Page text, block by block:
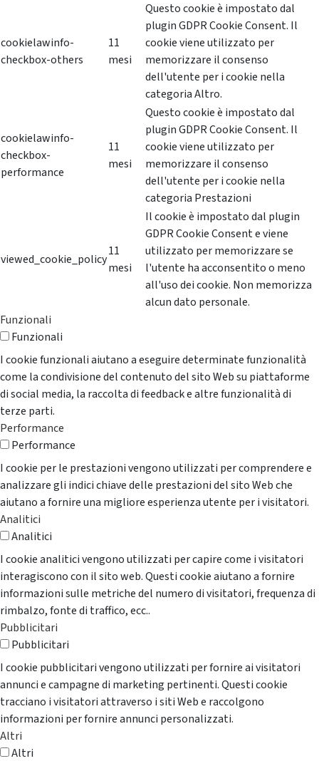
cookielawinfo-
checkbox-others
11
mesi
Questo cookie è impostato dal
plugin GDPR Cookie Consent. Il
cookie viene utilizzato per
memorizzare il consenso
dell'utente per i cookie nella
categoria Altro.
cookielawinfo-
checkbox-
performance
11
mesi
Questo cookie è impostato dal
plugin GDPR Cookie Consent. Il
cookie viene utilizzato per
memorizzare il consenso
dell'utente per i cookie nella
categoria Prestazioni
viewed_cookie_policy
11
mesi
Il cookie è impostato dal plugin
GDPR Cookie Consent e viene
utilizzato per memorizzare se
l'utente ha acconsentito o meno
all'uso dei cookie. Non memorizza
alcun dato personale.
Funzionali
Funzionali
I cookie funzionali aiutano a eseguire determinate funzionalità
come la condivisione del contenuto del sito Web su piattaforme
di social media, la raccolta di feedback e altre funzionalità di
terze parti.
Performance
Performance
I cookie per le prestazioni vengono utilizzati per comprendere e
analizzare gli indici chiave delle prestazioni del sito Web che
aiutano a fornire una migliore esperienza utente per i visitatori.
Analitici
Analitici
I cookie analitici vengono utilizzati per capire come i visitatori
interagiscono con il sito web. Questi cookie aiutano a fornire
informazioni sulle metriche del numero di visitatori, frequenza di
rimbalzo, fonte di traffico, ecc..
Pubblicitari
Pubblicitari
I cookie pubblicitari vengono utilizzati per fornire ai visitatori
annunci e campagne di marketing pertinenti. Questi cookie
tracciano i visitatori attraverso i siti Web e raccolgono
informazioni per fornire annunci personalizzati.
Altri
Altri